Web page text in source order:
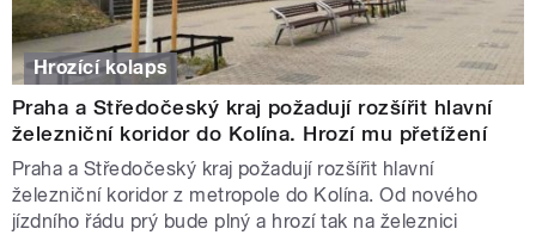
Hrozící kolaps
Praha a Středočeský kraj požadují rozšířit hlavní
železniční koridor do Kolína. Hrozí mu přetížení
Praha a Středočeský kraj požadují rozšířit hlavní
železniční koridor z metropole do Kolína. Od nového
jízdního řádu prý bude plný a hrozí tak na železnici